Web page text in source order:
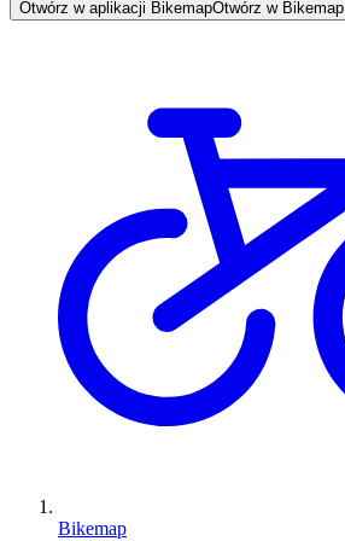
Otwórz w aplikacji BikemapOtwórz w Bikemap
Bikemap